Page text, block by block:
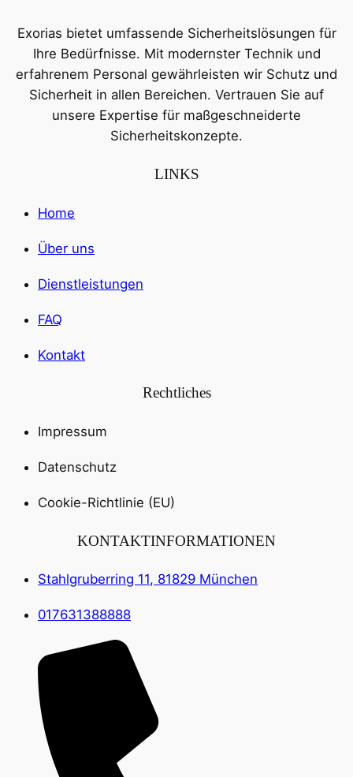
Exorias bietet umfassende Sicherheitslösungen für
Ihre Bedürfnisse. Mit modernster Technik und
erfahrenem Personal gewährleisten wir Schutz und
Sicherheit in allen Bereichen. Vertrauen Sie auf
unsere Expertise für maßgeschneiderte
Sicherheitskonzepte.
LINKS
Home
Über uns
Dienstleistungen
FAQ
Kontakt
Rechtliches
Impressum
Datenschutz
Cookie-Richtlinie (EU)
KONTAKTINFORMATIONEN
Stahlgruberring 11, 81829 München
017631388888